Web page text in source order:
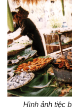
Hình ảnh tiệc